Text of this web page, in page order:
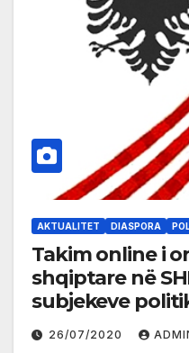
AKTUALITET DIASPORA
Takim online i
shqiptare në
subjekeve
Mal të Zi
26/07/2020